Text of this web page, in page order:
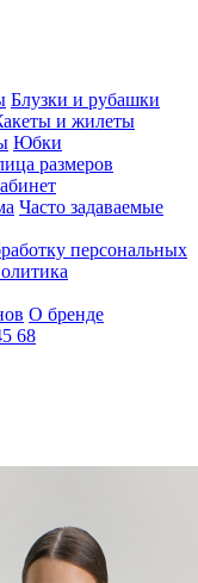
Блузки и рубашки
и жилеты
Юбки
размеров
Часто задаваемые
персональных
О бренде
68